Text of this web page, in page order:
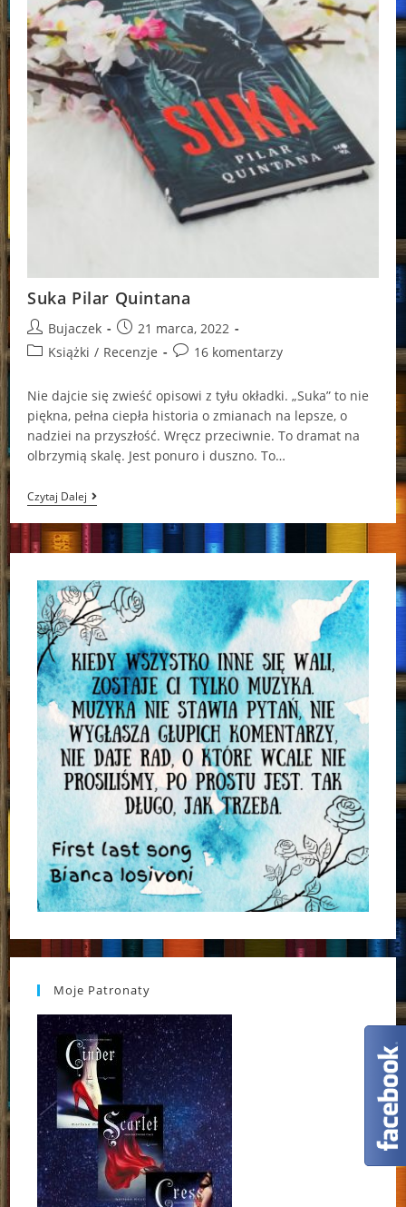
Suka Pilar Quintana
Post
author:
Bujaczek
Post
published:
21 marca, 2022
PostKsiążki / Recenzje
Post16 komentarzy
Nie dajcie się zwieść opisowi z tyłu okładki. „Suka” to nie
piękna, pełna ciepła historia o zmianach na lepsze, o
nadziei na przyszłość. Wręcz przeciwnie. To dramat na
olbrzymią skalę. Jest ponuro i duszno. To…
Czytaj DalejSuka
Pilar
Quintana
Moje Patronaty